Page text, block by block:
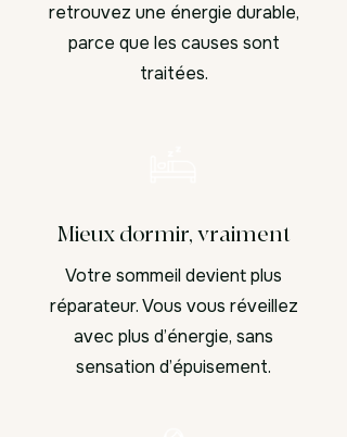
retrouvez une énergie durable,
parce que les causes sont
traitées.
Mieux dormir, vraiment
Votre sommeil devient plus
réparateur. Vous vous réveillez
avec plus d’énergie, sans
sensation d’épuisement.